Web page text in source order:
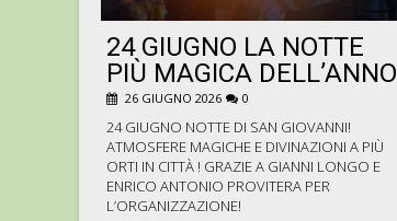
24 GIUGNO LA NOTTE
PIÙ MAGICA DELL’ANNO
26 GIUGNO 2026 0
24 GIUGNO NOTTE DI SAN GIOVANNI!
ATMOSFERE MAGICHE E DIVINAZIONI A PIÙ
ORTI IN CITTÀ ! GRAZIE A GIANNI LONGO E
ENRICO ANTONIO PROVITERA PER
L’ORGANIZZAZIONE!